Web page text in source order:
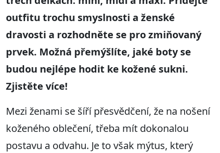
outfitu trochu smyslnosti a ženské
dravosti a rozhodněte se pro zmiňovaný
prvek. Možná přemýšlíte, jaké boty se
budou nejlépe hodit ke kožené sukni.
Zjistěte více!
Mezi ženami se šíří přesvědčení, že na nošení
koženého oblečení, třeba mít dokonalou
postavu a odvahu. Je to však mýtus, který